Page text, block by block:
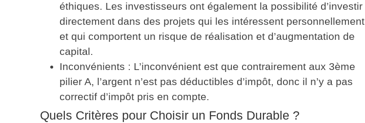
éthiques. Les investisseurs ont également la possibilité d’investir
directement dans des projets qui les intéressent personnellement
et qui comportent un risque de réalisation et d’augmentation de
capital.
Inconvénients : L’inconvénient est que contrairement aux 3ème
pilier A, l’argent n’est pas déductibles d’impôt, donc il n’y a pas
correctif d’impôt pris en compte.
Quels Critères pour Choisir un Fonds Durable ?